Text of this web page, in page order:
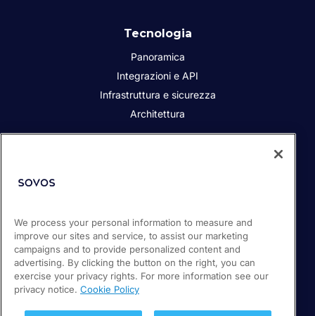
Tecnologia
Panoramica
Integrazioni e API
Infrastruttura e sicurezza
Architettura
i Partner
Sala stampa
Lavora con noi
We process your personal information to measure and
improve our sites and service, to assist our marketing
campaigns and to provide personalized content and
advertising. By clicking the button on the right, you can
exercise your privacy rights. For more information see our
privacy notice. Cookie Policy